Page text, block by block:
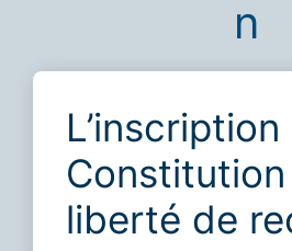
n
liberté de